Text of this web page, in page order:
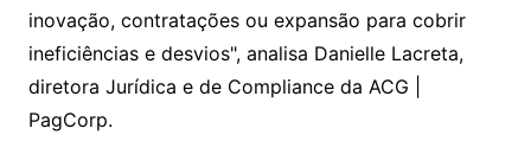
inovação, contratações ou expansão para cobrir
ineficiências e desvios", analisa Danielle Lacreta,
diretora Jurídica e de Compliance da ACG |
PagCorp.